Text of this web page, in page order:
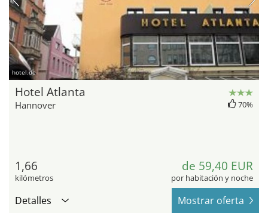
hotel.de
Hotel Atlanta
Hannover 70%
1,66
kilómetros
de 59,40 EUR
por habitación y noche
Detalles Mostrar oferta